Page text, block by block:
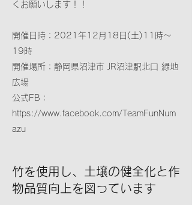
くお願いします！！
​​開催日時：2021年12月18日(土)11時～
19時
開催場所：静岡県沼津市 JR沼津駅北口 緑地
広場
公式FB：
https://www.facebook.com/TeamFunNum
azu
竹を使用し、土壌の健全化と作
物品質向上を図っています